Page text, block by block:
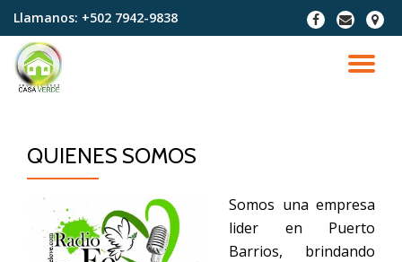
Skip
content
Llamanos: +502 7942-9838
fa-
facebook
far
fa-
envelope
fa-
map-
QUIENES SOMOS
Somos una empresa
lider en Puerto
Barrios, brindando